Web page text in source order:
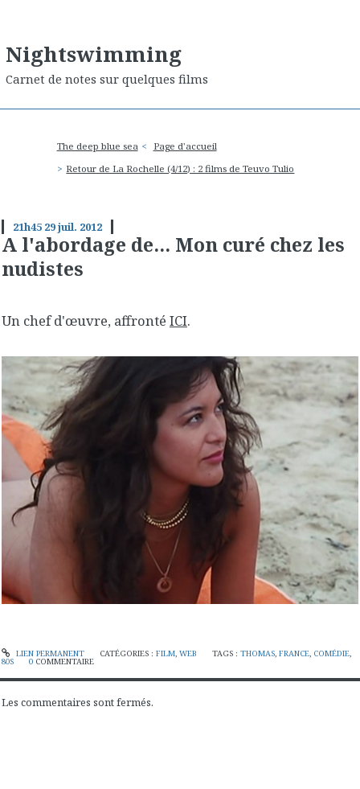
Nightswimming
Carnet de notes sur quelques films
The deep blue sea
Page d'accueil
Retour de La Rochelle (4/12) : 2 films de Teuvo Tulio
21h45 29juil. 2012
A l'abordage de... Mon curé chez les
nudistes
Un chef d'œuvre, affronté ICI.
LIEN PERMANENT CATÉGORIES : FILM, WEB TAGS :THOMAS,FRANCE, COMÉDIE,
80S 0 COMMENTAIRE
Les commentaires sont fermés.